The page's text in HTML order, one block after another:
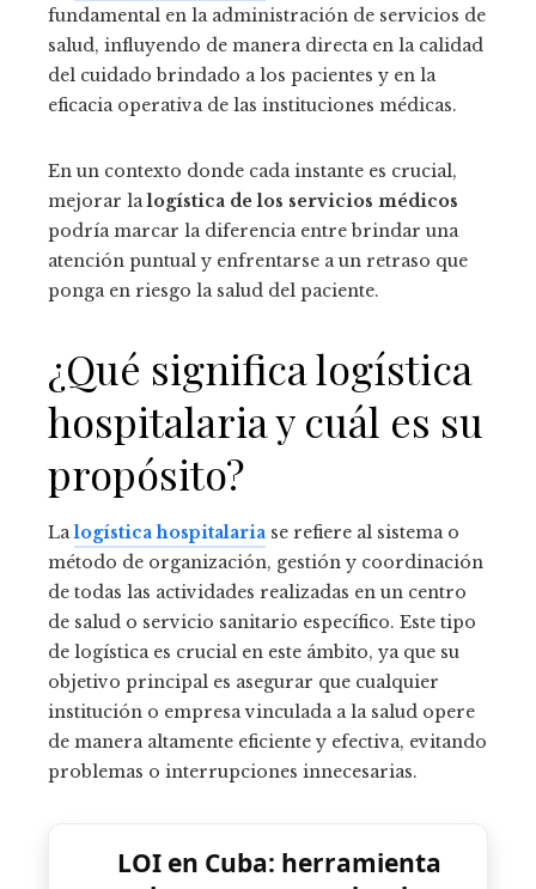
fundamental en la administración de servicios de
salud, influyendo de manera directa en la calidad
del cuidado brindado a los pacientes y en la
eficacia operativa de las instituciones médicas.
En un contexto donde cada instante es crucial,
mejorar lalogística de los servicios médicos
podría marcar la diferencia entre brindar una
atención puntual y enfrentarse a un retraso que
ponga en riesgo la salud del paciente.
¿Qué significa logística
hospitalaria y cuál es su
propósito?
Lalogística hospitalaria se refiere al sistema o
método de organización, gestión y coordinación
de todas las actividades realizadas en un centro
de salud o servicio sanitario específico. Este tipo
de logística es crucial en este ámbito, ya que su
objetivo principal es asegurar que cualquier
institución o empresa vinculada a la salud opere
de manera altamente eficiente y efectiva, evitando
problemas o interrupciones innecesarias.
LOI en Cuba: herramienta